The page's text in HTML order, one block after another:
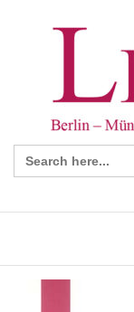
Search
for: